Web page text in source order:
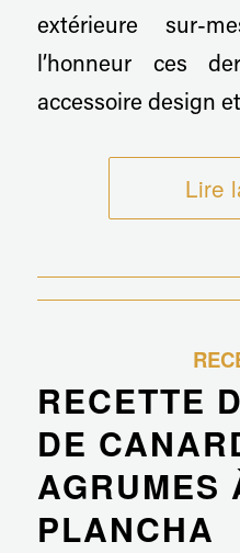
extérieure sur-
l’honneur ces
accessoire design
Lire
RECETTE
DE
AGRUMES
PLANCHA